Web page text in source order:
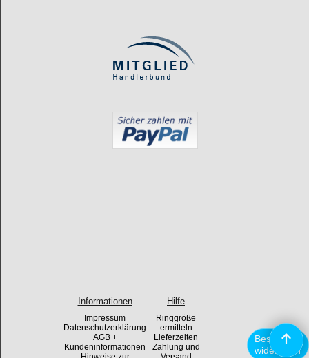
Informationen Hilfe
Impressum
Datenschutzerklärung
AGB +
Kundeninformationen
Ringgröße
ermitteln
Lieferzeiten
Zahlung und
Bestellung
widerrufen